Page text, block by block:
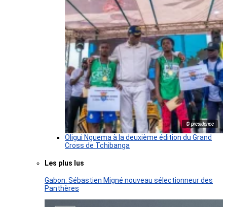
© presidence
Oligui Nguema à la deuxième édition du Grand
Cross de Tchibanga
Les plus lus
Gabon: Sébastien Migné nouveau sélectionneur des
Panthères